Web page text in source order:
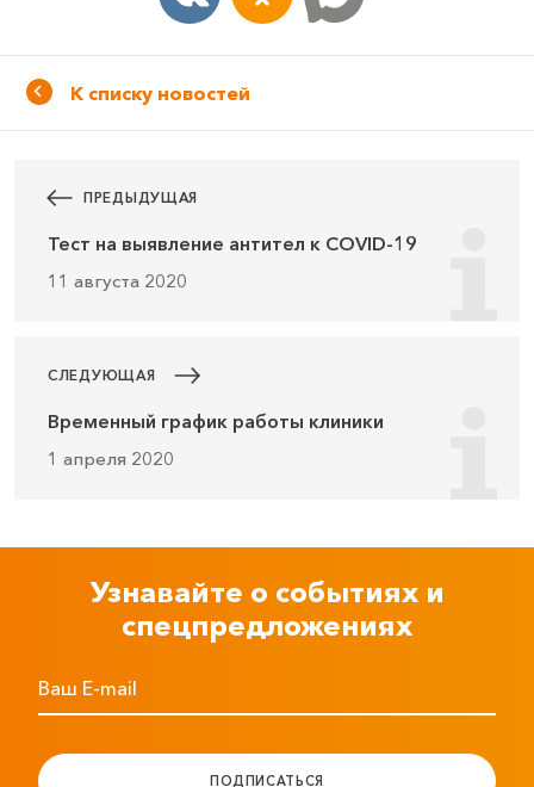
К списку новостей
ПРЕДЫДУЩАЯ
Тест на выявление антител к COVID-19
11 августа 2020
СЛЕДУЮЩАЯ
Временный график работы клиники
1 апреля 2020
Узнавайте о событиях и
спецпредложениях
Ваш E-mail
ПОДПИСАТЬСЯ